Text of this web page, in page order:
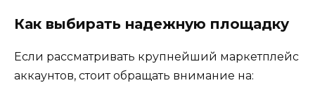
Как выбирать надежную площадку
Если рассматривать крупнейший маркетплейс
аккаунтов, стоит обращать внимание на: